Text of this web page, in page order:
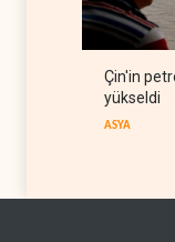
Çin'in
yükseldi
ASYA